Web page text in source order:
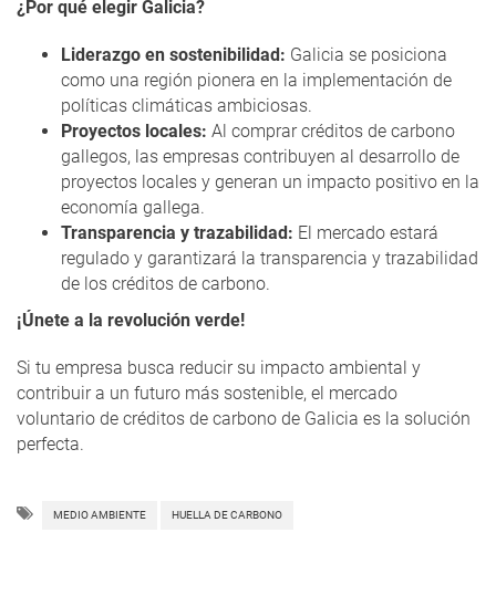
¿Por qué elegir Galicia?
Liderazgo en sostenibilidad: Galicia se posiciona
como una región pionera en la implementación de
políticas climáticas ambiciosas.
Proyectos locales: Al comprar créditos de carbono
gallegos, las empresas contribuyen al desarrollo de
proyectos locales y generan un impacto positivo en la
economía gallega.
Transparencia y trazabilidad: El mercado estará
regulado y garantizará la transparencia y trazabilidad
de los créditos de carbono.
¡Únete a la revolución verde!
Si tu empresa busca reducir su impacto ambiental y
contribuir a un futuro más sostenible, el mercado
voluntario de créditos de carbono de Galicia es la solución
perfecta.
MEDIO AMBIENTE HUELLA DE CARBONO